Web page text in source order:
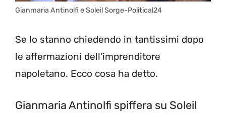
Gianmaria Antinolfi e Soleil Sorge-Political24
Se lo stanno chiedendo in tantissimi dopo
le affermazioni dell’imprenditore
napoletano. Ecco cosa ha detto.
Gianmaria Antinolfi spiffera su Soleil